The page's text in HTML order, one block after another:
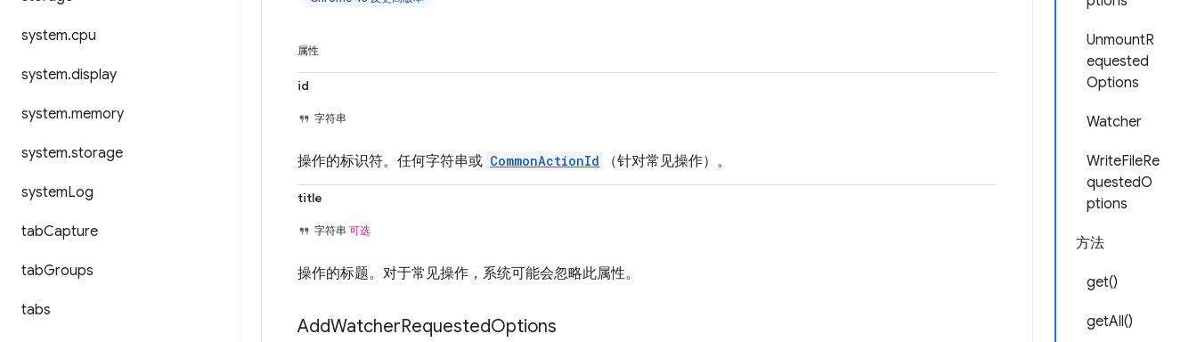
system.cpu
system.display
system.memory
system.storage
systemLog
tabCapture
tabGroups
tabs
UnmountR
equested
Options
Watcher
WriteFileRe
questedO
ptions
方法
get()
getAll()
属性
id
字符串
操作的标识符。任何字符串或 CommonActionId （针对常见操作）。
title
字符串 可选
操作的标题。对于常见操作，系统可能会忽略此属性。
AddWatcherRequestedOptions